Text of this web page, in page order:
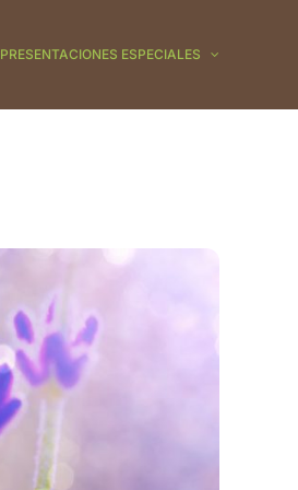
PRESENTACIONES ESPECIALES